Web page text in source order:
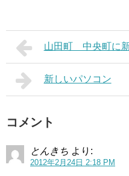
山田町 中央町に
新しいパソコン
コメント
とんきち より:
2012年2月24日 2:18 PM